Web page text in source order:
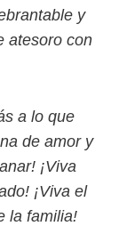
y
atesoro con
a lo que
de amor y
¡Viva
¡Viva el
la familia!